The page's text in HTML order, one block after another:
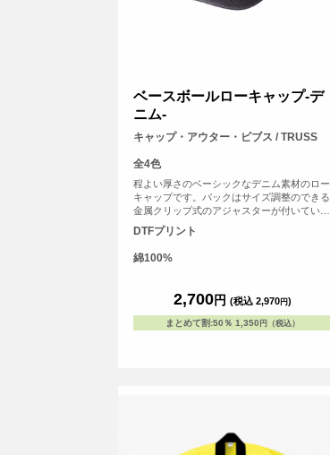
ベースボールローキャップ-デ
ニム-
キャップ・アウター・ビブス / TRUSS
全4色
程よい厚さのベーシックなデニム素材のロー
キャップです。バックはサイズ調整のできる
金属クリップ式のアジャスターが付いている
のでサイズ感も幅広くご使用いただけます！
DTFプリント
綿100%
2,700円 (税込 2,970円)
まとめて割:50％ 1,350 円（税込）